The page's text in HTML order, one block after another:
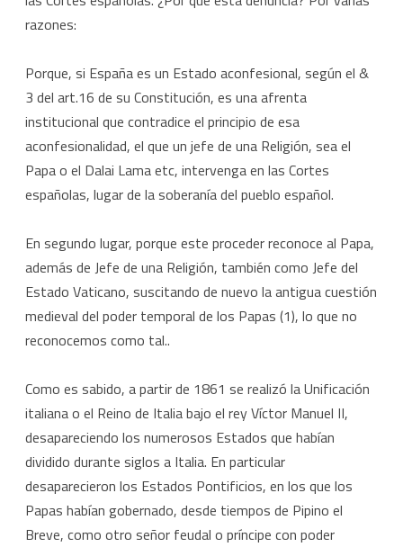
razones:
Porque, si España es un Estado aconfesional, según el &
3 del art.16 de su Constitución, es una afrenta
institucional que contradice el principio de esa
aconfesionalidad, el que un jefe de una Religión, sea el
Papa o el Dalai Lama etc, intervenga en las Cortes
españolas, lugar de la soberanía del pueblo español.
En segundo lugar, porque este proceder reconoce al Papa,
además de Jefe de una Religión, también como Jefe del
Estado Vaticano, suscitando de nuevo la antigua cuestión
medieval del poder temporal de los Papas (1), lo que no
reconocemos como tal..
Como es sabido, a partir de 1861 se realizó la Unificación
italiana o el Reino de Italia bajo el rey Víctor Manuel II,
desapareciendo los numerosos Estados que habían
dividido durante siglos a Italia. En particular
desaparecieron los Estados Pontificios, en los que los
Papas habían gobernado, desde tiempos de Pipino el
Breve, como otro señor feudal o príncipe con poder